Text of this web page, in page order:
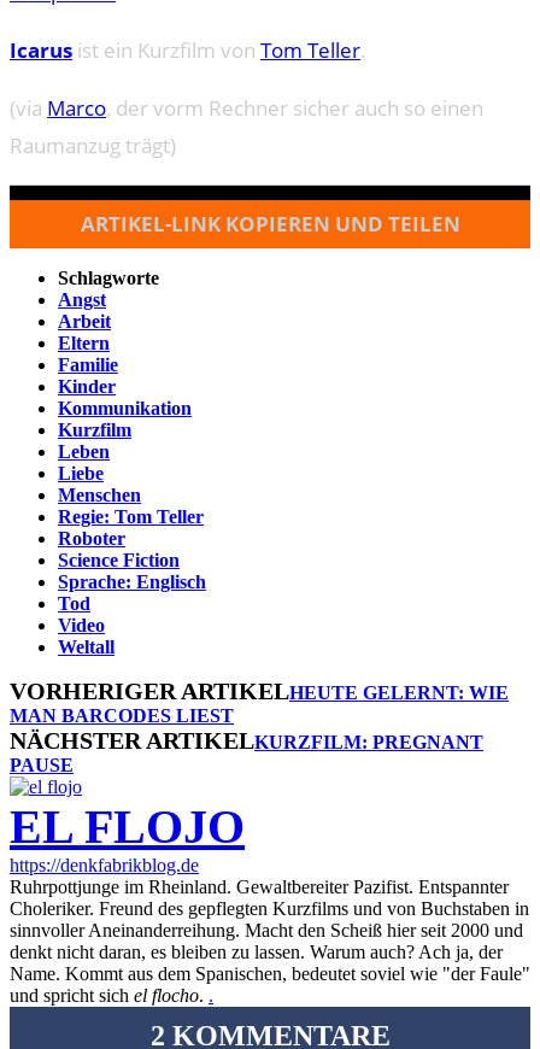
Icarus ist ein Kurzfilm von Tom Teller.
(via Marco, der vorm Rechner sicher auch so einen
Raumanzug trägt)
ARTIKEL-LINK KOPIEREN UND TEILEN
Schlagworte
Angst
Arbeit
Eltern
Familie
Kinder
Kommunikation
Kurzfilm
Leben
Liebe
Menschen
Regie: Tom Teller
Roboter
Science Fiction
Sprache: Englisch
Tod
Video
Weltall
VORHERIGER ARTIKELHEUTE GELERNT: WIE
MAN BARCODES LIEST
NÄCHSTER ARTIKELKURZFILM: PREGNANT
PAUSE
EL FLOJO
https://denkfabrikblog.de
Ruhrpottjunge im Rheinland. Gewaltbereiter Pazifist. Entspannter
Choleriker. Freund des gepflegten Kurzfilms und von Buchstaben in
sinnvoller Aneinanderreihung. Macht den Scheiß hier seit 2000 und
denkt nicht daran, es bleiben zu lassen. Warum auch? Ach ja, der
Name. Kommt aus dem Spanischen, bedeutet soviel wie "der Faule"
und spricht sich el flocho. .
2 KOMMENTARE